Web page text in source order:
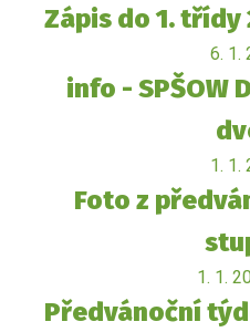
Zápis do 1. třídy
6. 1.
info - SPŠOW
1. 1.
Foto z
1. 1.
Předvánoční